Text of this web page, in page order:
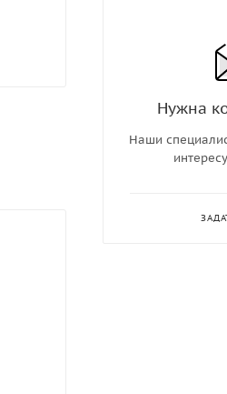
Нужна
Наши